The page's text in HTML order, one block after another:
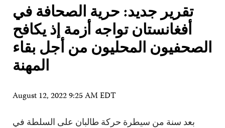
تقرير جديد: حرية الصحافة في
أفغانستان تواجه أزمة إذ يكافح
الصحفيون المحليون من أجل بقاء
المهنة
August 12, 2022 9:25 AM EDT
بعد سنة من سيطرة حركة طالبان على السلطة في